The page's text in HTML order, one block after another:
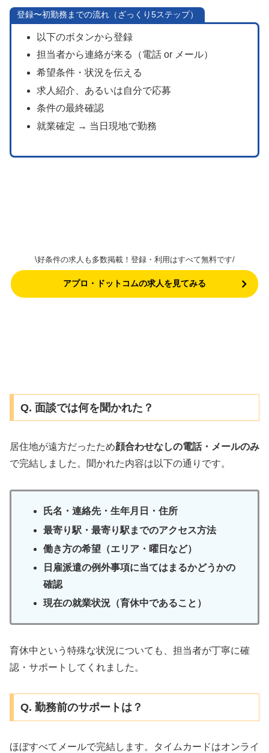
登録〜初勤務までの流れ（ざっくり5ステップ）
以下のボタンから登録
担当者から連絡が来る（電話 or メール）
希望条件・状況を伝える
求人紹介、あるいは自分で応募
条件の最終確認
就業確定 → 当日現地で勤務
\好条件の求人も多数掲載！登録・利用はすべて無料です/
アプロ・ドットコムの求人を見てみる
Q. 面談では何を聞かれた？
居住地が遠方だったため顔合わせなしの電話・メールのみ
で完結しました。聞かれた内容は以下の通りです。
氏名・連絡先・生年月日・住所
最寄り駅・最寄り駅までのアクセス方法
働き方の希望（エリア・曜日など）
日雇派遣の例外事項に当てはまるかどうかの
確認
現在の就業状況（育休中であること）
育休中という特殊な状況についても、担当者が丁寧に確
認・サポートしてくれました。
Q. 勤務前のサポートは？
ほぼすべてメールで完結します。タイムカードはオンライ